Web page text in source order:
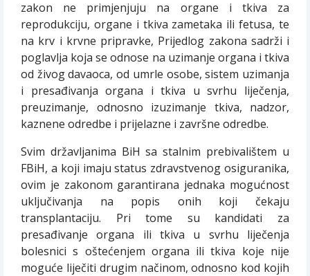
zakon ne primjenjuju na organe i tkiva za
reprodukciju, organe i tkiva zametaka ili fetusa, te
na krv i krvne pripravke, Prijedlog zakona sadrži i
poglavlja koja se odnose na uzimanje organa i tkiva
od živog davaoca, od umrle osobe, sistem uzimanja
i presađivanja organa i tkiva u svrhu liječenja,
preuzimanje, odnosno izuzimanje tkiva, nadzor,
kaznene odredbe i prijelazne i završne odredbe.
Svim državljanima BiH sa stalnim prebivalištem u
FBiH, a koji imaju status zdravstvenog osiguranika,
ovim je zakonom garantirana jednaka mogućnost
uključivanja na popis onih koji čekaju
transplantaciju. Pri tome su kandidati za
presađivanje organa ili tkiva u svrhu liječenja
bolesnici s oštećenjem organa ili tkiva koje nije
moguće liječiti drugim načinom, odnosno kod kojih